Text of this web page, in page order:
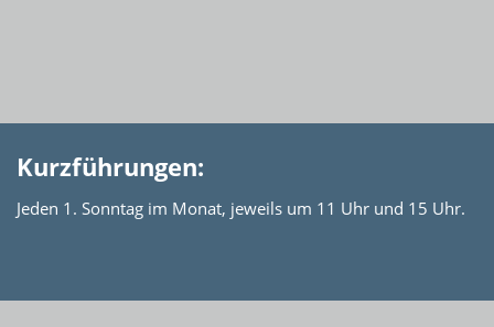
Kurzführungen:
Jeden 1. Sonntag im Monat, jeweils um 11 Uhr und 15 Uhr.